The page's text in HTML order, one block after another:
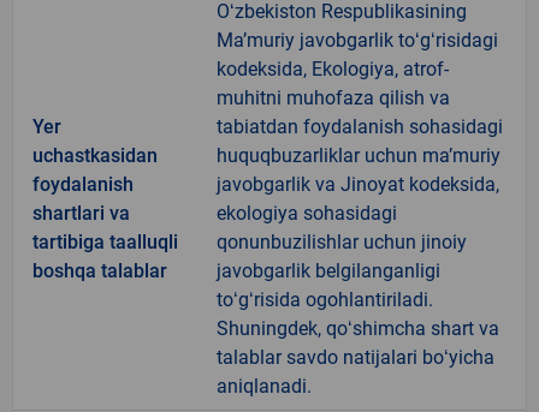
Yer
uchastkasidan
foydalanish
shartlari va
tartibiga taalluqli
boshqa talablar
Oʻzbekiston Respublikasining
Maʼmuriy javobgarlik toʻgʻrisidagi
kodeksida, Ekologiya, atrof-
muhitni muhofaza qilish va
tabiatdan foydalanish sohasidagi
huquqbuzarliklar uchun maʼmuriy
javobgarlik va Jinoyat kodeksida,
ekologiya sohasidagi
qonunbuzilishlar uchun jinoiy
javobgarlik belgilanganligi
toʻgʻrisida ogohlantiriladi.
Shuningdek, qoʻshimcha shart va
talablar savdo natijalari boʻyicha
aniqlanadi.